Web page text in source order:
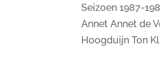
Seizoen 1987-
Annet Annet de
Hoogduijn Ton